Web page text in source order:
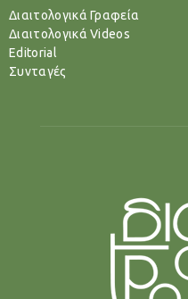
Διαιτολογικά Γραφεία
Διαιτολογικά Videos
Editorial
Συνταγές